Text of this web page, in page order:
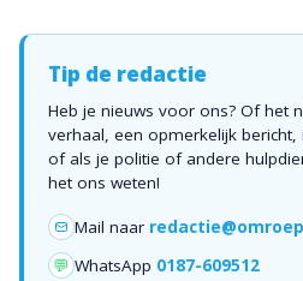
Tip de redactie
Heb je nieuws voor ons? Of het
verhaal, een opmerkelijk
of als je politie of andere
het ons weten!
Mail naar
💬 WhatsApp 0187-609512